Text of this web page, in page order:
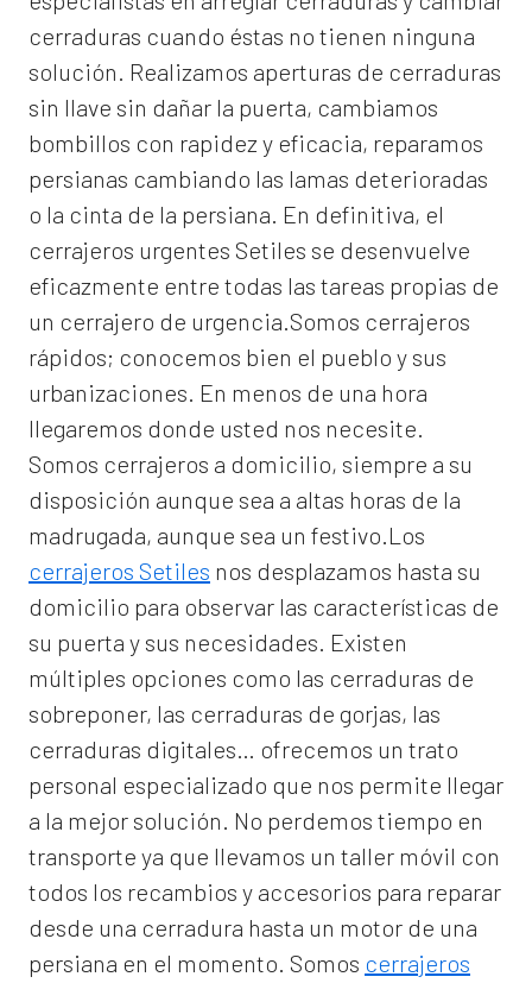
cerraduras cuando éstas no tienen ninguna
solución. Realizamos aperturas de cerraduras
sin llave sin dañar la puerta, cambiamos
bombillos con rapidez y eficacia, reparamos
persianas cambiando las lamas deterioradas
o la cinta de la persiana. En definitiva, el
cerrajeros urgentes Setiles se desenvuelve
eficazmente entre todas las tareas propias de
un cerrajero de urgencia.Somos cerrajeros
rápidos; conocemos bien el pueblo y sus
urbanizaciones. En menos de una hora
llegaremos donde usted nos necesite.
Somos cerrajeros a domicilio, siempre a su
disposición aunque sea a altas horas de la
madrugada, aunque sea un festivo.Los
cerrajeros Setiles nos desplazamos hasta su
domicilio para observar las características de
su puerta y sus necesidades. Existen
múltiples opciones como las cerraduras de
sobreponer, las cerraduras de gorjas, las
cerraduras digitales… ofrecemos un trato
personal especializado que nos permite llegar
a la mejor solución. No perdemos tiempo en
transporte ya que llevamos un taller móvil con
todos los recambios y accesorios para reparar
desde una cerradura hasta un motor de una
persiana en el momento. Somos cerrajeros